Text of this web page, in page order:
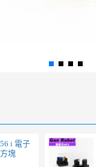
i 電子
塊